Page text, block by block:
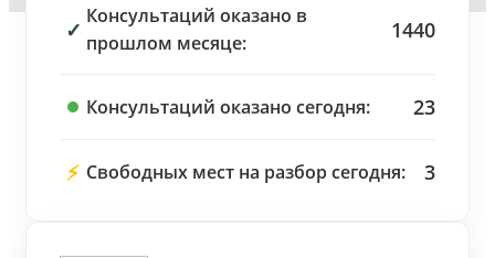
✓
Консультаций оказано в
прошлом месяце:
1440
Консультаций оказано сегодня: 23
⚡ Свободных мест на разбор сегодня: 3